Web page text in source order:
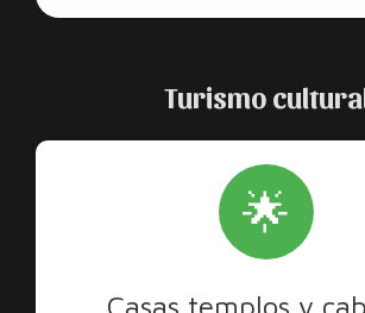
Turismo
🌟
Casas templos y